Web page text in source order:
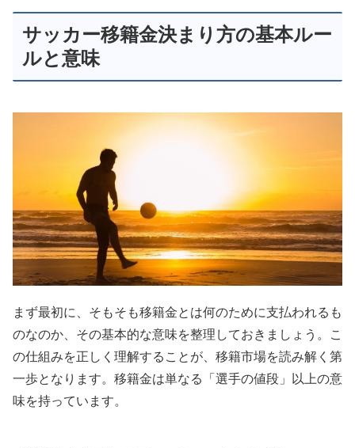
サッカー移籍金決まり方の基本ルー
ルと意味
まず最初に、そもそも移籍金とは何のために支払われるも
のなのか、その基本的な意味を整理しておきましょう。こ
の仕組みを正しく理解することが、移籍市場を読み解く第
一歩となります。移籍金は単なる「選手の値段」以上の意
味を持っています。